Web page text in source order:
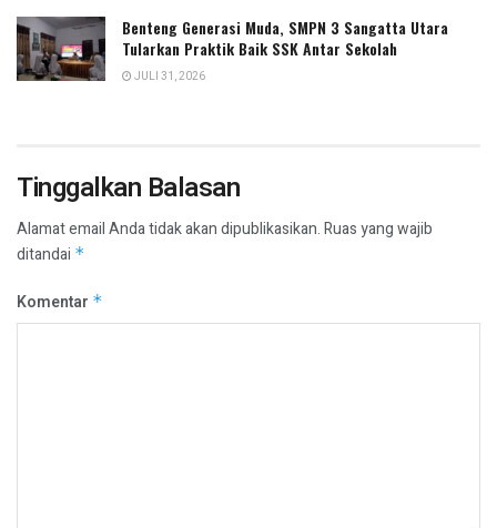
Benteng Generasi Muda, SMPN 3 Sangatta Utara
Tularkan Praktik Baik SSK Antar Sekolah
JULI 31, 2026
Tinggalkan Balasan
Alamat email Anda tidak akan dipublikasikan.Ruas yang wajib
ditandai *
Komentar *